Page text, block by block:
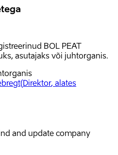
BOL PEAT
asutajaks või juhtorganis.
(Direktor, alates
and update company